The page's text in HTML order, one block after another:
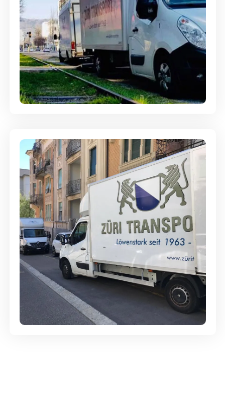
Ein- und Auspackservice
Günstige Umzüge - Hervorragender
Service